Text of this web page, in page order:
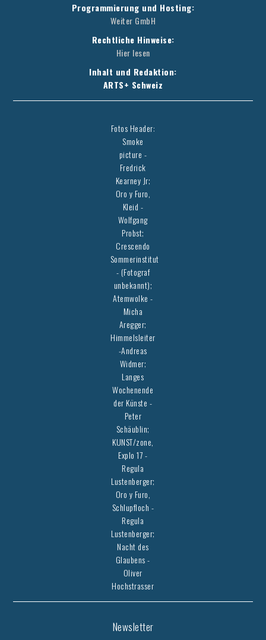
Programmierung und Hosting:
Weiter GmbH
Rechtliche Hinweise:
Hier lesen
Inhalt und Redaktion:
ARTS+ Schweiz
Fotos Header:
Smoke
picture -
Fredrick
Kearney Jr;
Oro y Furo,
Kleid -
Wolfgang
Probst;
Crescendo
Sommerinstitut
- (Fotograf
unbekannt);
Atemwolke -
Micha
Aregger;
Himmelsleiter
-Andreas
Widmer;
Langes
Wochenende
der Künste -
Peter
Schäublin;
KUNST/zone,
Explo 17 -
Regula
Lustenberger;
Oro y Furo,
Schlupfloch -
Regula
Lustenberger;
Nacht des
Glaubens -
Oliver
Hochstrasser
Newsletter